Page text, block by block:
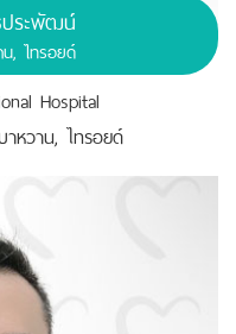
ระพัฒน์
น, ไทรอยด์
Hospital
าหวาน, ไทรอยด์